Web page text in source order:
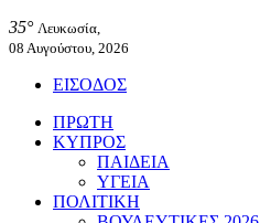
35° Λευκωσία,
08 Αυγούστου, 2026
ΕΙΣΟΔΟΣ
ΠΡΩΤΗ
ΚΥΠΡΟΣ
ΠΑΙΔΕΙΑ
ΥΓΕΙΑ
ΠΟΛΙΤΙΚΗ